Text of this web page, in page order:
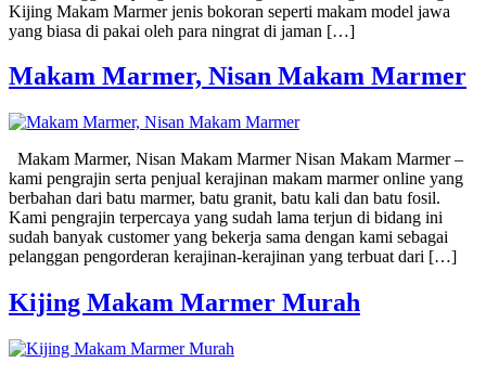
Kijing Makam Marmer jenis bokoran seperti makam model jawa
yang biasa di pakai oleh para ningrat di jaman […]
Makam Marmer, Nisan Makam Marmer
Makam Marmer, Nisan Makam Marmer Nisan Makam Marmer –
kami pengrajin serta penjual kerajinan makam marmer online yang
berbahan dari batu marmer, batu granit, batu kali dan batu fosil.
Kami pengrajin terpercaya yang sudah lama terjun di bidang ini
sudah banyak customer yang bekerja sama dengan kami sebagai
pelanggan pengorderan kerajinan-kerajinan yang terbuat dari […]
Kijing Makam Marmer Murah